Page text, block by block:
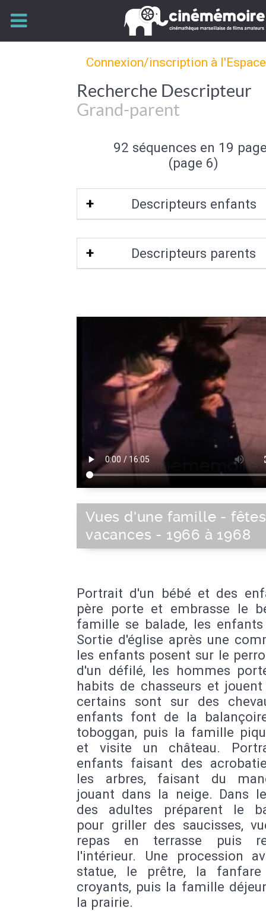
Connexion/inscription à
Recherche Descripteur
Grand-parent
92 séquences en 19
(page 6)
Descripteurs enfants
Grand-mère
Descripteurs parents
Vues d'une famille -
vacances - 1966 à 1968
Portrait d'un bébé et des
père porte et embrasse le
famille se balade, les
Sortie d'église après une
les enfants posent sur le
d'un défilé, les hommes
habits de chasseurs et
certains sont sur des
enfants font de la
toboggan, puis la famille
et visite un château.
enfants faisant des
les arbres, faisant du
jouant dans la neige. Dans
des adultes préparent le
pour griller des saucisses,
repas en terrasse puis
l'intérieur. Une procession
statue, le prêtre, la
croyants, puis la famille
la prairie.